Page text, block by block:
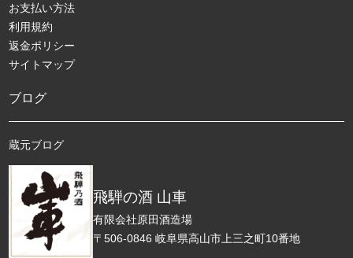
飛騨の酒 山車
有限会社原田酒造場
〒506-0846 岐阜県高山市上三之町10番地
お支払い方法
利用規約
返金ポリシー
サイトマップ
ブログ
蔵元ブログ